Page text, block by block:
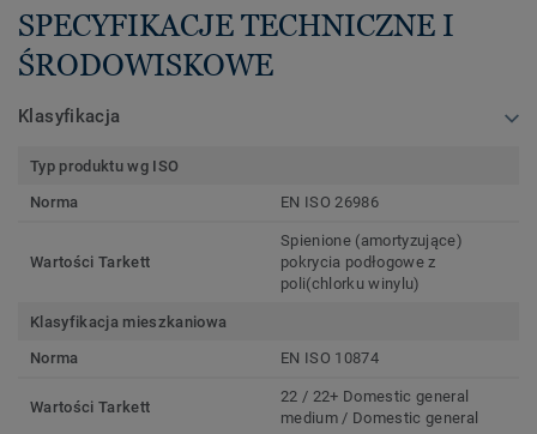
SPECYFIKACJE TECHNICZNE I
ŚRODOWISKOWE
Klasyfikacja
Typ produktu wg ISO
Norma
EN ISO 26986
Wartości Tarkett
Spienione (amortyzujące)
pokrycia podłogowe z
poli(chlorku winylu)
Klasyfikacja mieszkaniowa
Norma
EN ISO 10874
Wartości Tarkett
22 / 22+ Domestic general
medium / Domestic general